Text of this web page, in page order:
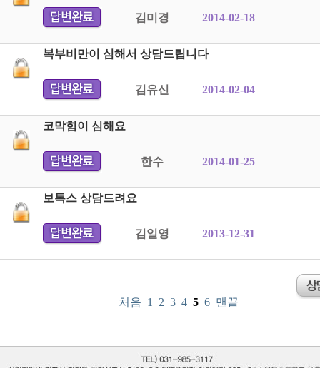
김미경 2014-02-18
복부비만이 심해서 상담드립니다
김유신 2014-02-04
코막힘이 심해요
한수 2014-01-25
보톡스 상담드려요
김일영 2013-12-31
처음 1 2 3 4 5 6 맨끝